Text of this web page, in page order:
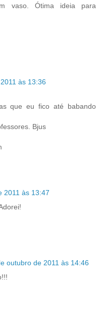
vaso. Ótima ideia para
às 13:36
que eu fico até babando
Bjus
2011 às 13:47
outubro de 2011 às 14:46